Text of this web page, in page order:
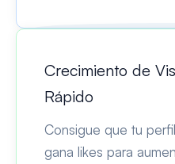
Crecimiento de
Rápido
Consigue que tu
gana likes para